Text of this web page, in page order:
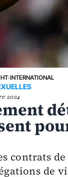
›INTERNATIONAL
2024
contrats
de